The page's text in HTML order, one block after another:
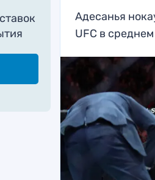
Адесанья
UFC в